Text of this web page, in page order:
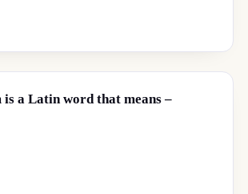
is a Latin word that means –